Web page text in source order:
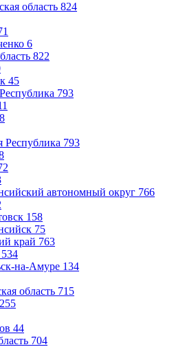
область 824
6
822
45
793
Республика 793
автономный округ 766
158
75
край 763
534
на-Амуре 134
область 715
255
44
704